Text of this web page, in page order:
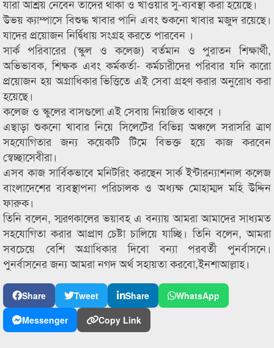
যারা আশ্রয় নেবেন তাদের থাকা ও খাওয়ার সু-ব্যবস্থা করা হয়েছে।
উভয় ক্যাম্পাসে বিশুদ্ধ খাবার পানি এবং শুকনো খাবার মজুদ রয়েছে।
যাদের প্রয়োজন নির্দ্বিধায় সংগ্রহ করতে পারবেন ।
সার্ক পরিবারের (স্কুল ও কলেজ) বর্তমান ও পুরাতন শিক্ষার্থী,
অভিভাবক, শিক্ষক এবং কর্মকর্তা- কর্মচারীদের পরিবার যদি কারো
প্রয়োজন হয় অগ্রাধিকার ভিত্তিতে এই সেবা গ্রহণ করার অনুরোধ করা
হয়েছে।
কলেজ ও স্কুলের বাসগুলো এই সেবায় নিয়জিত থাকবে ।
এছাড়া শুকনো খাবার নিয়ে সিলেটের বিভিন্ন অঞ্চলে সরাসরি ত্রাণ
সহযোগিতার জন্য কয়েকটি টিমে বিভক্ত হয়ে কাজ করবেন
স্বেচ্ছাসেবীরা।
এসব কাজ সার্বিকভাবে মনিটরিং করছেন সার্ক ইন্টারন্যাশনাল কলেজ
বাংলাদেশের ব্যবস্থাপনা পরিচালক ও অধ্যক্ষ মোহাম্মদ মহি উদ্দিন
ফারুক।
তিনি বলেন, স্মরণকালের ভয়াবহ এ বন্যায় আমরা আমাদের সাধ্যমত
সহযোগিতা করার আপ্রাণ চেষ্টা চালিয়ে যাচ্ছি। তিনি বলেন, আমরা
সবচেয়ে বেশি অগ্রাধিকার দিবো বন্যা পরবর্তী পুনর্বাসনে।
পুনর্বাসনের জন্য আমরা নগদ অর্থ সহায়তা করবো,ইনশাআল্লাহ।
Share Tweet Share
WhatsApp
Messenger
Copy Link